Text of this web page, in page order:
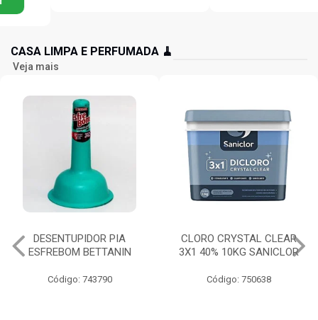
CASA LIMPA E PERFUMADA 🧹
Veja mais
CLORO CRYSTAL CLEAR
3X1 40% 10KG SANICLOR
Código: 750638
SODA CÁUSTICA 300G
SATURNO
Código: 749815